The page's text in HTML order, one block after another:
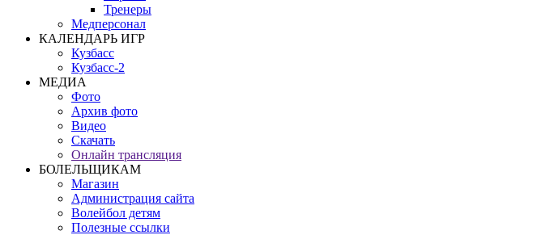
Тренеры
Медперсонал
КАЛЕНДАРЬ ИГР
Кузбасс
Кузбасс-2
МЕДИА
Фото
Архив фото
Видео
Скачать
Онлайн трансляция
БОЛЕЛЬЩИКАМ
Магазин
Администрация сайта
Волейбол детям
Полезные ссылки